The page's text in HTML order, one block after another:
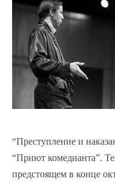
“Преступление и
“Приют комедианта”.
предстоящем в конце